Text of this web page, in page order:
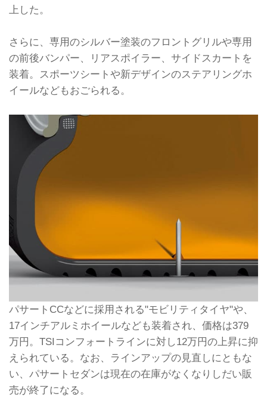
上した。
さらに、専用のシルバー塗装のフロントグリルや専用
の前後バンパー、リアスポイラー、サイドスカートを
装着。スポーツシートや新デザインのステアリングホ
イールなどもおごられる。
パサートCCなどに採用される"モビリティタイヤ"や、
17インチアルミホイールなども装着され、価格は379
万円。TSIコンフォートラインに対し12万円の上昇に抑
えられている。なお、ラインアップの見直しにともな
い、パサートセダンは現在の在庫がなくなりしだい販
売が終了になる。